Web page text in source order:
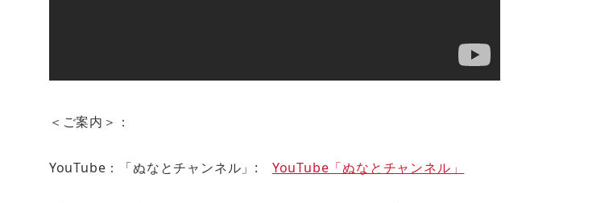
＜ご案内＞：
YouTube：「ぬなとチャンネル」: YouTube「ぬなとチャンネル」